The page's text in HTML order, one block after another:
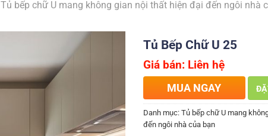
Tủ bếp chữ U mang không gian nội thất hiện đại đến ngôi nhà
Tủ Bếp Chữ U 25
Giá bán: Liên hệ
MUA NGAY
Danh mục: Tủ bếp chữ U mang
đến ngôi nhà của bạn